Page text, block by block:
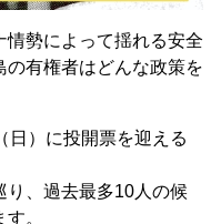
勢によって揺れる安全
有権者はどんな政策を
日）に投開票を迎える
り、過去最多10人の候
。